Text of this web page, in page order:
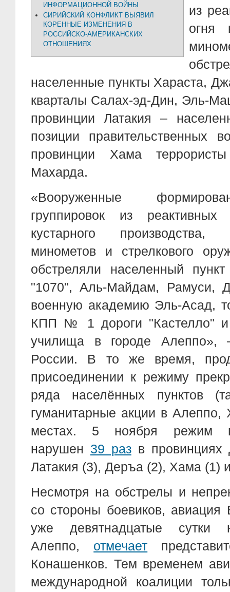
ИНФОРМАЦИОННОЙ ВОЙНЫ
СИРИЙСКИЙ КОНФЛИКТ ВЫЯВИЛ
КОРЕННЫЕ ИЗМЕНЕНИЯ В
РОССИЙСКО-АМЕРИКАНСКИХ
ОТНОШЕНИЯХ
из
огня
населенные пункты Хараста,
кварталы Салах-эд-Дин, Эль-
провинции Латакия –
позиции правительственных
провинции Хама
Махарда.
«Вооруженные
группировок из
кустарного производства,
минометов и стрелкового
обстреляли населенный
"1070", Аль-Майдам, Рамуси,
военную академию Эль-Асад,
КПП № 1 дороги "Кастелло" и
училища в городе Алеппо»,
России. В то же время,
присоединении к режиму
ряда населённых пунктов
гуманитарные акции в Алеппо,
местах. 5 ноября режим
нарушен 39 разв провинциях
Латакия (3), Деръа (2), Хама (1)
Несмотря на обстрелы и
со стороны боевиков,
уже девятнадцатые
Алеппо, отмечает
Конашенков. Тем временем
международной коалиции